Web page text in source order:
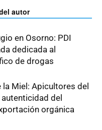
autor
en Osorno: PDI
dedicada al
de drogas
la Miel: Apicultores del
del
orgánica